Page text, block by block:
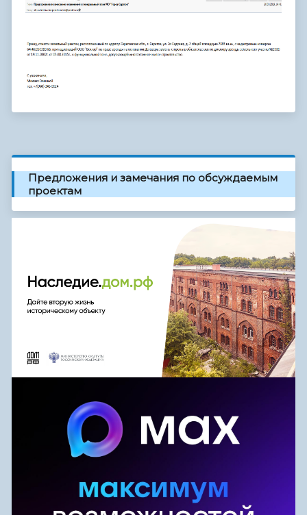
Предложения и замечания по обсуждаемым
проектам